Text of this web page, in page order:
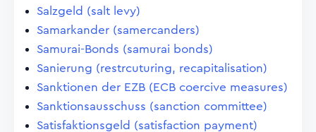
Salzgeld (salt levy)
Samarkander (samercanders)
Samurai-Bonds (samurai bonds)
Sanierung (restrcuturing, recapitalisation)
Sanktionen der EZB (ECB coercive measures)
Sanktionsausschuss (sanction committee)
Satisfaktionsgeld (satisfaction payment)